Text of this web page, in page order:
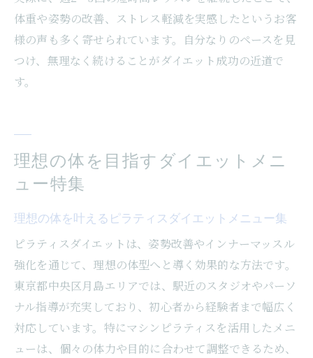
体重や姿勢の改善、ストレス軽減を実感したというお客
様の声も多く寄せられています。自分なりのペースを見
つけ、無理なく続けることがダイエット成功の近道で
す。
理想の体を目指すダイエットメニ
ュー特集
理想の体を叶えるピラティスダイエットメニュー集
ピラティスダイエットは、姿勢改善やインナーマッスル
強化を通じて、理想の体型へと導く効果的な方法です。
東京都中央区月島エリアでは、駅近のスタジオやパーソ
ナル指導が充実しており、初心者から経験者まで幅広く
対応しています。特にマシンピラティスを活用したメニ
ューは、個々の体力や目的に合わせて調整できるため、